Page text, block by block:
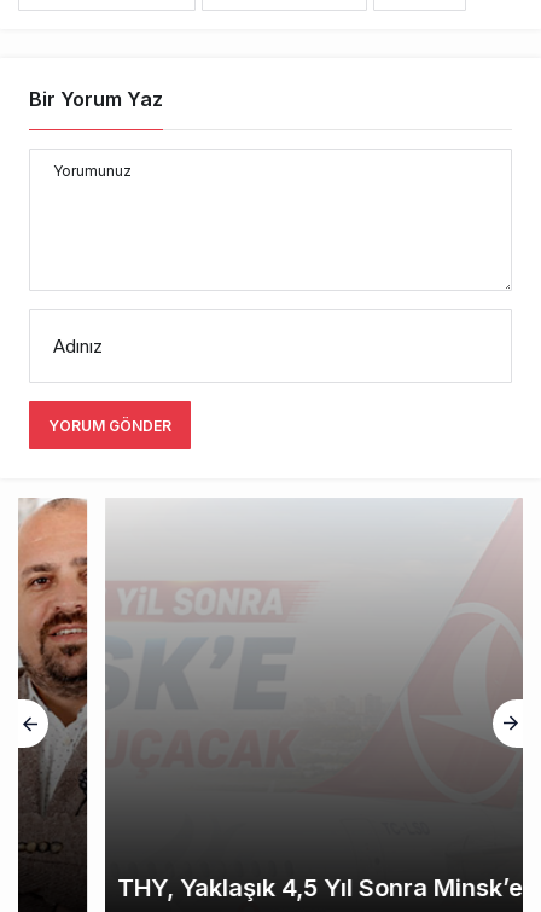
Bir Yorum Yaz
Yorumunuz
Adınız
YORUM GÖNDER
THY, Yaklaşık 4,5 Yıl Sonra Minsk’e